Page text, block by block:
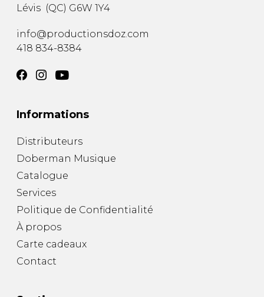
Lévis (QC) G6W 1Y4
info@productionsdoz.com
418 834-8384
Informations
Distributeurs
Doberman Musique
Catalogue
Services
Politique de Confidentialité
À propos
Carte cadeaux
Contact